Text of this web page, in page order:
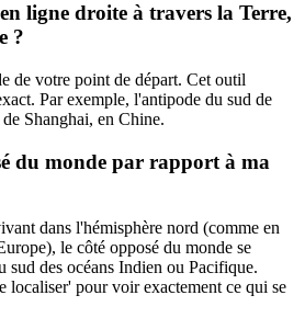
ligne droite à travers la Terre,
?
de votre point de départ. Cet outil
Par exemple, l'antipode du sud de
Shanghai, en Chine.
du monde par rapport à ma
dans l'hémisphère nord (comme en
le côté opposé du monde se
sud des océans Indien ou Pacifique.
pour voir exactement ce qui se